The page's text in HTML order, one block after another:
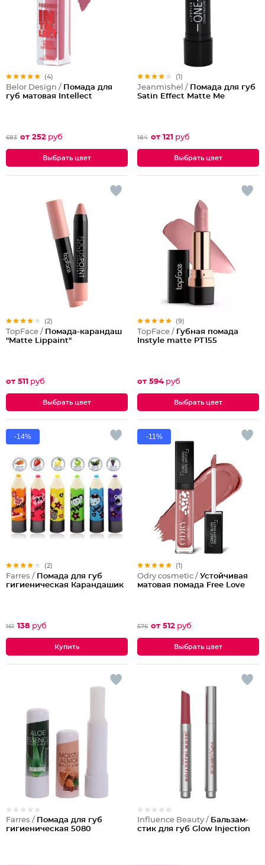
(4)
Belor Design / Помада для
губ матовая Intellect
683 от 252 руб
Выбрать цвет
(1)
Jeanmishel / Помада для губ
Satin Effect Matte Me
184 от 121 руб
Выбрать цвет
(2)
TopFace / Помада-карандаш
"Matte Lippaint"
от 511 руб
Выбрать цвет
(9)
TopFace / Губная помада
Instyle matte PT155
от 594 руб
Выбрать цвет
-14%
(2)
Farres / Помада для губ
гигиеническая Карандашик
161 138 руб
-11%
(1)
Odry cosmetic / Устойчивая
матовая помада Free Love
576 от 512 руб
Выбрать цвет
Farres / Помада для губ
гигиеническая 5080
Influence Beauty / Бальзам-
стик для губ Glow Injection